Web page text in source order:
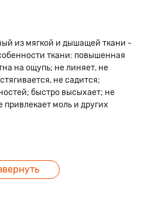
из мягкой и дышащей ткани -
ткани: повышенная
на ощупь; не линяет, не
не садится;
быстро высыхает; не
моль и других